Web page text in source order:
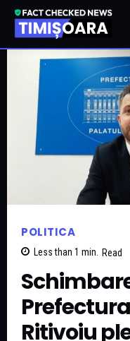
POLITICA
Less than 1 min. Read
Ritivoiu